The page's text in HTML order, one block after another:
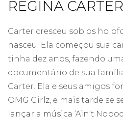
REGINA
Carter cresceu sob os
nasceu. Ela começou sua
tinha dez anos, fazendo
documentário de sua
Carter. Ela e seus amigos
OMG Girlz, e mais tarde se
lançar a música ‘Ain't